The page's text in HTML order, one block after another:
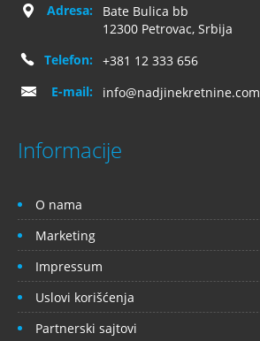
Adresa:
Bate Bulica bb
12300 Petrovac, Srbija
Telefon:
+381 12 333 656
E-mail:
info@nadjinekretnine.com
Informacije
O nama
Marketing
Impressum
Uslovi korišćenja
Partnerski sajtovi